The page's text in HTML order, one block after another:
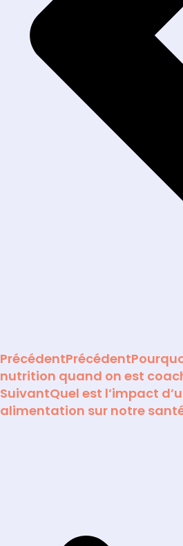
PrécédentPrécédent
nutrition quand on est
SuivantQuel est l’impact
alimentation sur notre